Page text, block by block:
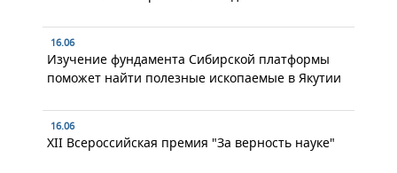
16.06
Изучение фундамента Сибирской платформы
поможет найти полезные ископаемые в Якутии
16.06
XII Всероссийская премия "За верность науке"